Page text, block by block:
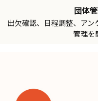
団体
出欠確認、日程調整、ア
管理を